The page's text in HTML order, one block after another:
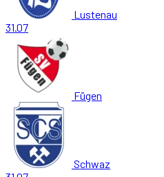
Lustenau
31.07
Fügen
Schwaz